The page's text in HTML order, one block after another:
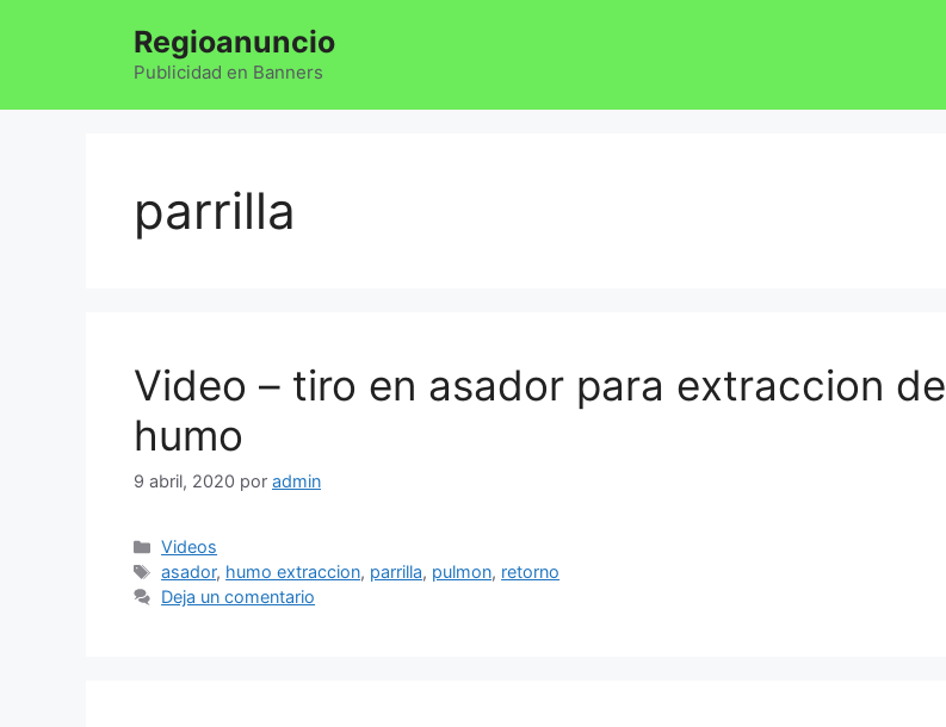
Regioanuncio
Publicidad en Banners
parrilla
Video – tiro en asador para extraccion de
humo
9 abril, 2020 por admin
Categorías
Videos
Etiquetas
asador, humo extraccion, parrilla, pulmon, retorno
Deja un comentario